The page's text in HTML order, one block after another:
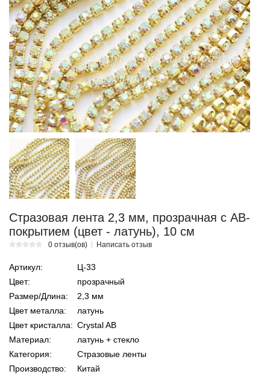
Стразовая лента 2,3 мм, прозрачная с AB-
покрытием (цвет - латунь), 10 см
0 отзыв(ов) Написать отзыв
Артикул:
Ц-33
Цвет:
прозрачный
Размер/Длина:
2,3 мм
Цвет металла:
латунь
Цвет кристалла: Crystal AB
Материал:
латунь + стекло
Категория:
Стразовые ленты
Производство:
Китай